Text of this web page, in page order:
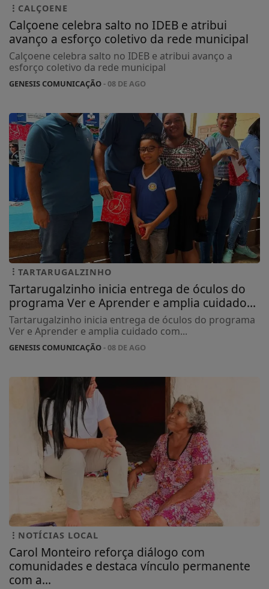
CALÇOENE
Calçoene celebra salto no IDEB e atribui
avanço a esforço coletivo da rede municipal
Calçoene celebra salto no IDEB e atribui avanço a
esforço coletivo da rede municipal
GENESIS COMUNICAÇÃO- 08 DE AGO
TARTARUGALZINHO
Tartarugalzinho inicia entrega de óculos do
programa Ver e Aprender e amplia cuidado...
Tartarugalzinho inicia entrega de óculos do programa
Ver e Aprender e amplia cuidado com...
GENESIS COMUNICAÇÃO- 08 DE AGO
NOTÍCIAS LOCAL
Carol Monteiro reforça diálogo com
comunidades e destaca vínculo permanente
com a...